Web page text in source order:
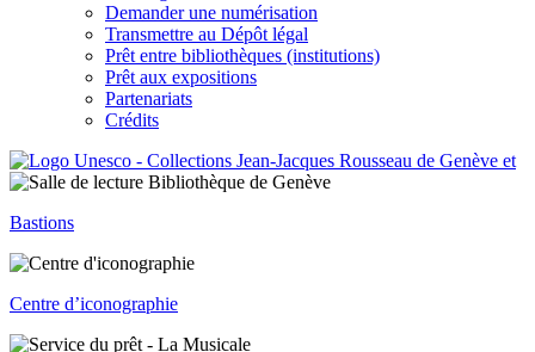
Demander une numérisation
Transmettre au Dépôt légal
Prêt entre bibliothèques (institutions)
Prêt aux expositions
Partenariats
Crédits
Bastions
Centre d’iconographie